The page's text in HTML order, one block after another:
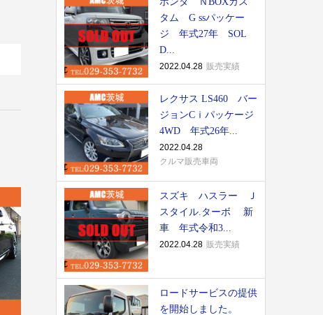
タム G ssパッケー
ジ 年式27年 SOL
D...
2022.04.28 販売実績
レクサス LS460 バー
ジョンCｉパッケージ
4WD 年式26年...
2022.04.28
クルマ販売車両
スズキ ハスラー Ｊ
スタイル.ターボ 新
車 年式令和3...
2022.04.28 販売実績
ロードサービスの提供
を開始しました。